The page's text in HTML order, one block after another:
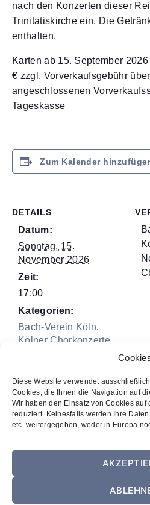
Diese Website verwendet
Cookies, die Ihnen die Navigation auf
Wir haben den Einsatz von Cookies
reduziert. Keinesfalls werden Ihre
etc. weitergegeben, weder in Europa
nach den Konzerten dieser
Trinitatiskirche ein. Die
enthalten.
Karten ab 15. September
€ zzgl. Vorverkaufsgebühr
angeschlossenen
Tageskasse
Zum Kalender
DETAILS
Datum:
Sonntag, 15.
November 2026
Zeit:
17:00
Kategorien:
Bach-Verein Köln,
Kölner Chorkonzerte
Trinitatiskirche Köln
Filzengraben 4
Köln, 50676
»A Requiem of Our Time«:
Schumann und Michael Tippett